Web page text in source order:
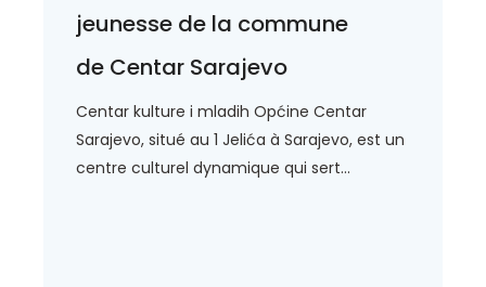
jeunesse de la commune
de Centar Sarajevo
Centar kulture i mladih Općine Centar
Sarajevo, situé au 1 Jelića à Sarajevo, est un
centre culturel dynamique qui sert...